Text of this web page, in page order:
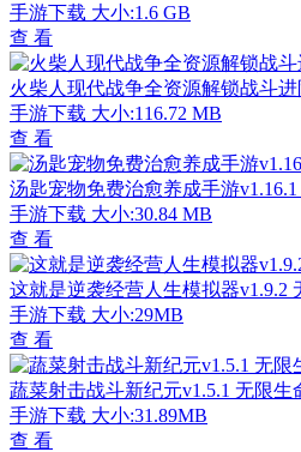
手游下载 大小:1.6 GB
查 看
火柴人现代战争全资源解锁战斗进
手游下载 大小:116.72 MB
查 看
汤匙宠物免费治愈养成手游
手游下载 大小:30.84 MB
查 看
这就是逆袭经营人生模拟器v1.9.2
手游下载 大小:29MB
查 看
蔬菜射击战斗新纪元v1.5.1 无限生
手游下载 大小:31.89MB
查 看